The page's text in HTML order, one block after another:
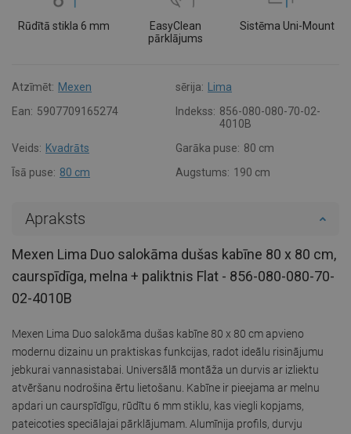
Rūdītā stikla 6 mm
EasyClean
pārklājums
Sistēma Uni-Mount
Atzīmēt: Mexen sērija:
Lima
Ean: 5907709165274 Indekss: 856-080-080-70-02-
4010B
Veids: Kvadrāts Garāka puse: 80 cm
Īsā puse: 80 cm Augstums: 190 cm
Apraksts
Mexen Lima Duo salokāma dušas kabīne 80 x 80 cm,
caurspīdīga, melna + paliktnis Flat - 856-080-080-70-
02-4010B
Mexen Lima Duo salokāma dušas kabīne 80 x 80 cm apvieno
modernu dizainu un praktiskas funkcijas, radot ideālu risinājumu
jebkurai vannasistabai. Universālā montāža un durvis ar izliektu
atvēršanu nodrošina ērtu lietošanu. Kabīne ir pieejama ar melnu
apdari un caurspīdīgu, rūdītu 6 mm stiklu, kas viegli kopjams,
pateicoties speciālajai pārklājumam. Alumīnija profils, durvju